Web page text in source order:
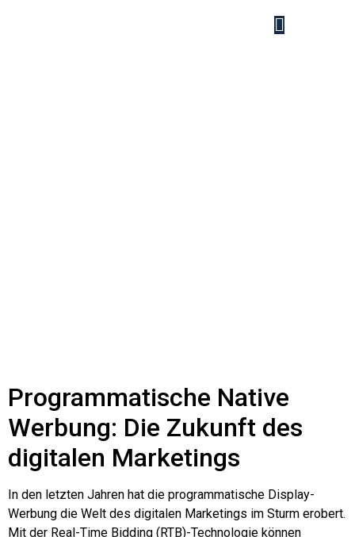
Programmatische Native
Werbung: Die Zukunft des
digitalen Marketings
In den letzten Jahren hat die programmatische Display-
Werbung die Welt des digitalen Marketings im Sturm erobert.
Mit der Real-Time Bidding (RTB)-Technologie können